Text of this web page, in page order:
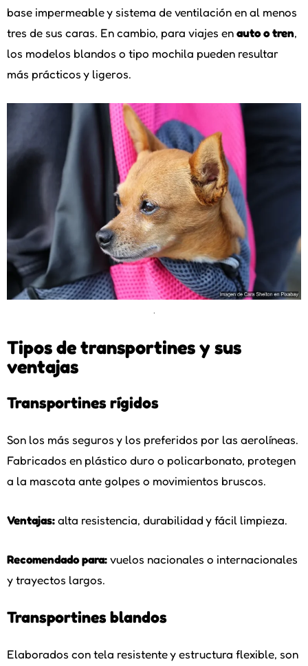
base impermeable y sistema de ventilación en al menos
tres de sus caras. En cambio, para viajes enauto o tren,
los modelos blandos o tipo mochila pueden resultar
más prácticos y ligeros.
.
Tipos de transportines y sus
ventajas
Transportines rígidos
Son los más seguros y los preferidos por las aerolíneas.
Fabricados en plástico duro o policarbonato, protegen
a la mascota ante golpes o movimientos bruscos.
Ventajas:alta resistencia, durabilidad y fácil limpieza.
Recomendado para:vuelos nacionales o internacionales
y trayectos largos.
Transportines blandos
Elaborados con tela resistente y estructura flexible, son